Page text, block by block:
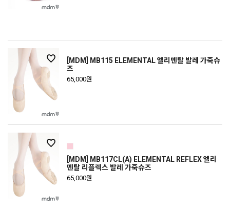
[MDM] MB115 ELEMENTAL 엘리멘탈 발레 가죽슈
즈
65,000원
[MDM] MB117CL(A) ELEMENTAL REFLEX 엘리
멘탈 리플렉스 발레 가죽슈즈
65,000원